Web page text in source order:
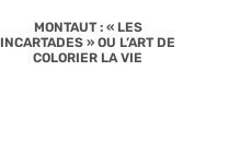
MONTAUT : « LES
INCARTADES » OU L’ART DE
COLORIER LA VIE